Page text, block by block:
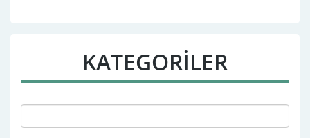
Doğanyurt
Hanönü
KATEGORİLER